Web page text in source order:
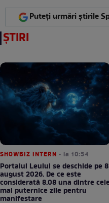
Puteți urmări știrile
ȘTIRI
SHOWBIZ INTERN • la 10:54
Portalul Leului se deschide pe 8
august 2026. De ce este
considerată 8.08 una dintre cele
mai puternice zile pentru
manifestare